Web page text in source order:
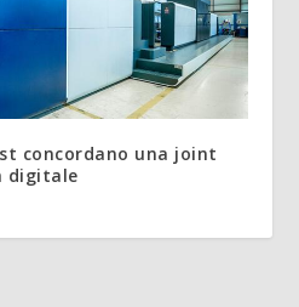
concordano una joint
digitale